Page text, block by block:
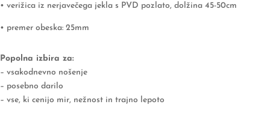
• verižica iz nerjavečega jekla s PVD pozlato, dolžina 45-50cm
• premer obeska: 25mm
Popolna izbira za:
– vsakodnevno nošenje
– posebno darilo
– vse, ki cenijo mir, nežnost in trajno lepoto